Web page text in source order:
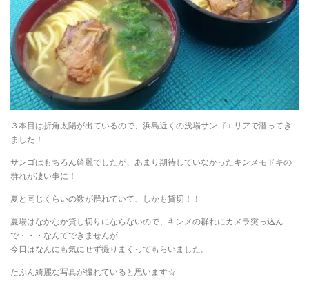
３本目は折角太陽が出ているので、浜島近くの浅場サンゴエリアで潜ってき
ました！
サンゴはもちろん綺麗でしたが、あまり期待していなかったキンメモドキの
群れが凄い事に！
夏と同じくらいの数が群れていて、しかも貸切！！
夏場はなかなか貸し切りにならないので、キンメの群れにカメラ突っ込ん
で・・・なんてできませんが
今日はなんにも気にせず撮りまくってもらいました。
たぶん綺麗な写真が撮れていると思います☆